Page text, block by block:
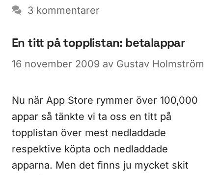
3 kommentarer
En titt på topplistan: betalappar
16 november 2009 av Gustav Holmström
Nu när App Store rymmer över 100,000
appar så tänkte vi ta oss en titt på
topplistan över mest nedladdade
respektive köpta och nedladdade
apparna. Men det finns ju mycket skit